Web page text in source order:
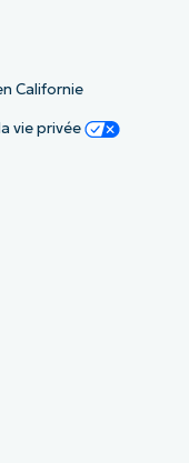
Californie
vie privée